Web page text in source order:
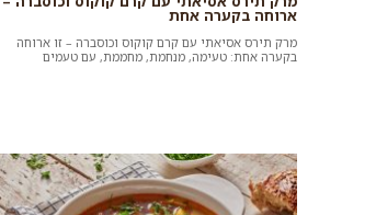
ארוחה בקערה אחת
מרק תירס אסיאתי עם קרם קוקוס וכוסברה – זו ארוחה
בקערה אחת: טעימה, מנחמת, מחממת, עם טעמים